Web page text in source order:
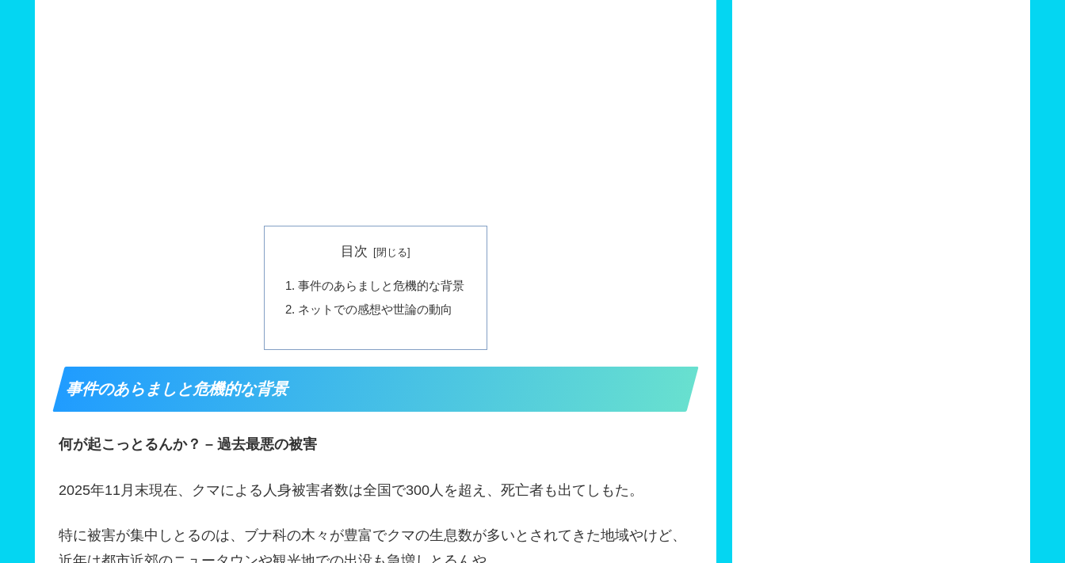
目次
事件のあらましと危機的な背景
ネットでの感想や世論の動向
事件のあらましと危機的な背景
何が起こっとるんか？ – 過去最悪の被害
2025年11月末現在、クマによる人身被害者数は全国で300人を超え、死亡者も出てしもた。
特に被害が集中しとるのは、ブナ科の木々が豊富でクマの生息数が多いとされてきた地域やけど、